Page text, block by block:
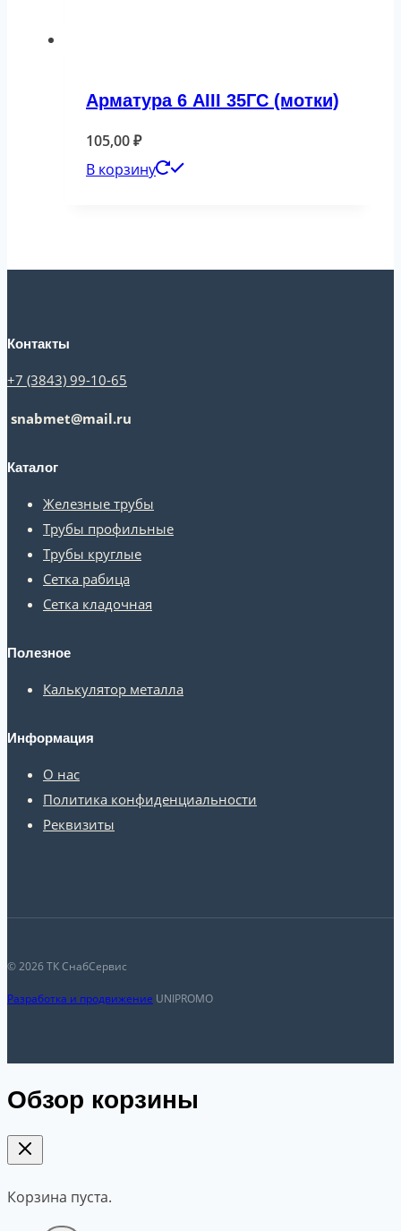
Арматура 6 АIII 35ГС (мотки)
105,00₽
В корзину
Контакты
+7 (3843) 99-10-65
snabmet@mail.ru
Каталог
Железные трубы
Трубы профильные
Трубы круглые
Сетка рабица
Сетка кладочная
Полезное
Калькулятор металла
Информация
О нас
Политика конфиденциальности
Реквизиты
© 2026 ТК СнабСервис
Разработка и продвижение UNIPROMO
Обзор корзины
Корзина пуста.